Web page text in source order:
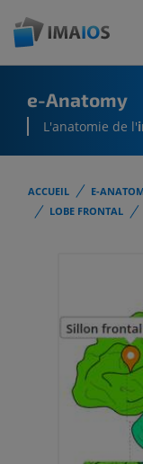
e-Anatomy
L'anatomie de l'
ACCUEIL E-
LOBE FRONTAL